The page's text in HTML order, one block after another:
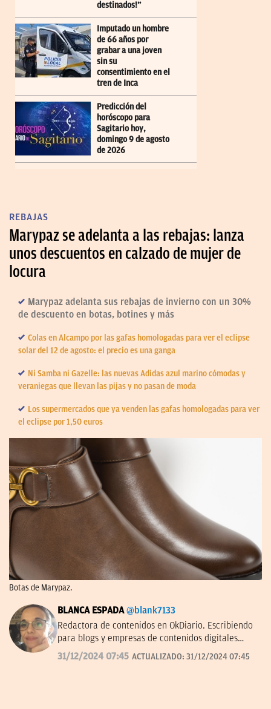
destinados!”
Imputado un hombre
de 66 años por
grabar a una joven
sin su
consentimiento en el
tren de Inca
Predicción del
horóscopo para
Sagitario hoy,
domingo 9 de agosto
de 2026
REBAJAS
Marypaz se adelanta a las rebajas: lanza
unos descuentos en calzado de mujer de
locura
Marypaz adelanta sus rebajas de invierno con un 30%
de descuento en botas, botines y más
Colas en Alcampo por las gafas homologadas para ver el eclipse
solar del 12 de agosto: el precio es una ganga
Ni Samba ni Gazelle: las nuevas Adidas azul marino cómodas y
veraniegas que llevan las pijas y no pasan de moda
Los supermercados que ya venden las gafas homologadas para ver
el eclipse por 1,50 euros
Botas de Marypaz.
BLANCA ESPADA @blank7133
Redactora de contenidos en OkDiario. Escribiendo
para blogs y empresas de contenidos digitales
desde 2007.
31/12/2024 07:45 ACTUALIZADO: 31/12/2024 07:45